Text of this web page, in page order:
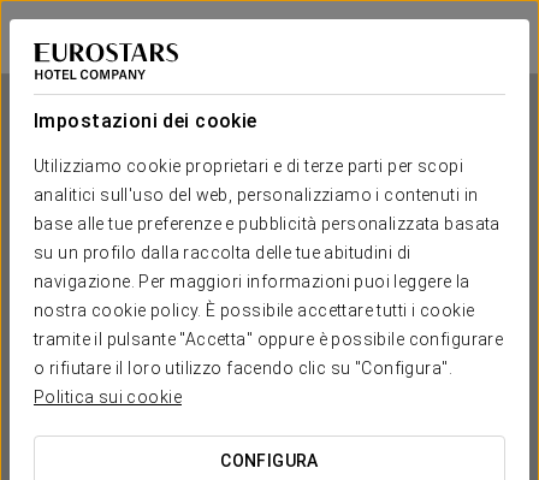
Impostazioni dei cookie
Utilizziamo cookie proprietari e di terze parti per scopi
analitici sull'uso del web, personalizziamo i contenuti in
base alle tue preferenze e pubblicità personalizzata basata
su un profilo dalla raccolta delle tue abitudini di
navigazione. Per maggiori informazioni puoi leggere la
nostra cookie policy. È possibile accettare tutti i cookie
tramite il pulsante "Accetta" oppure è possibile configurare
o rifiutare il loro utilizzo facendo clic su "Configura".
Politica sui cookie
CONFIGURA
Exe Area Central
SANTIAGO DI COMPOSTELA
Exe Area Central
SANTIAGO DI COMPOSTELA